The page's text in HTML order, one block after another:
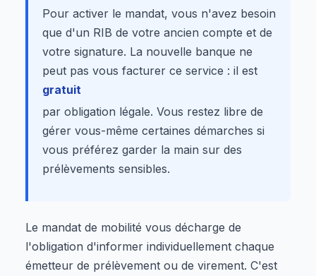
Pour activer le mandat, vous n'avez besoin
que d'un RIB de votre ancien compte et de
votre signature. La nouvelle banque ne
peut pas vous facturer ce service : il est
gratuit
par obligation légale. Vous restez libre de
gérer vous-même certaines démarches si
vous préférez garder la main sur des
prélèvements sensibles.
Le mandat de mobilité vous décharge de
l'obligation d'informer individuellement chaque
émetteur de prélèvement ou de virement. C'est